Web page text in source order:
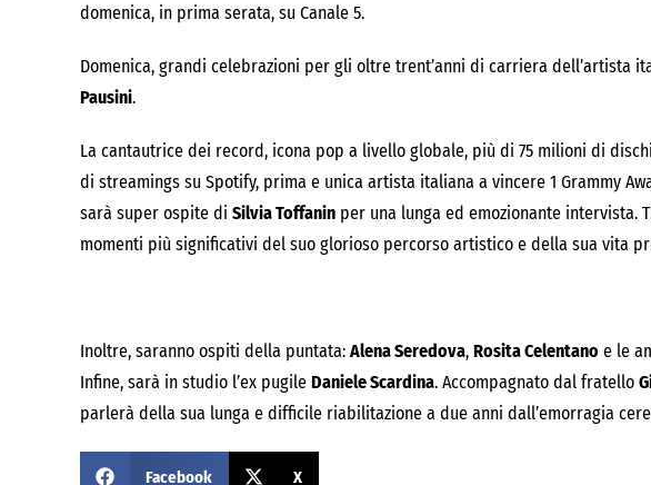
domenica, in prima serata, su Canale 5.
Domenica, grandi celebrazioni per gli oltre trent’anni di carriera dell’artista
Pausini.
La cantautrice dei record, icona pop a livello globale, più di 75 milioni di
di streamings su Spotify, prima e unica artista italiana a vincere 1 Grammy
sarà super ospite di Silvia Toffanin per una lunga ed emozionante intervista.
momenti più significativi del suo glorioso percorso artistico e della sua vita
Inoltre, saranno ospiti della puntata: Alena Seredova, Rosita Celentano e le
Infine, sarà in studio l’ex pugile Daniele Scardina. Accompagnato dal fratello
parlerà della sua lunga e difficile riabilitazione a due anni dall’emorragia
Facebook X